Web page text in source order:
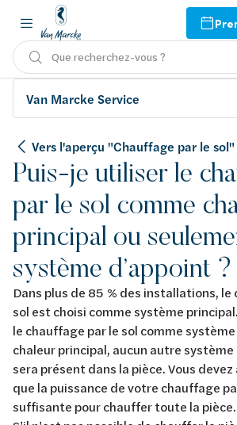
Que recherchez-vous ?
Van Marcke Service
Vers l'aperçu "Chauffage par le sol"
Puis-je utiliser le
par le sol comme
principal ou
système d’appoint ?
Dans plus de 85 % des installations, le
sol est choisi comme système
le chauffage par le sol comme
chaleur principal, aucun autre
sera présent dans la pièce. Vous
que la puissance de votre chauffage
suffisante pour chauffer toute la pièce.